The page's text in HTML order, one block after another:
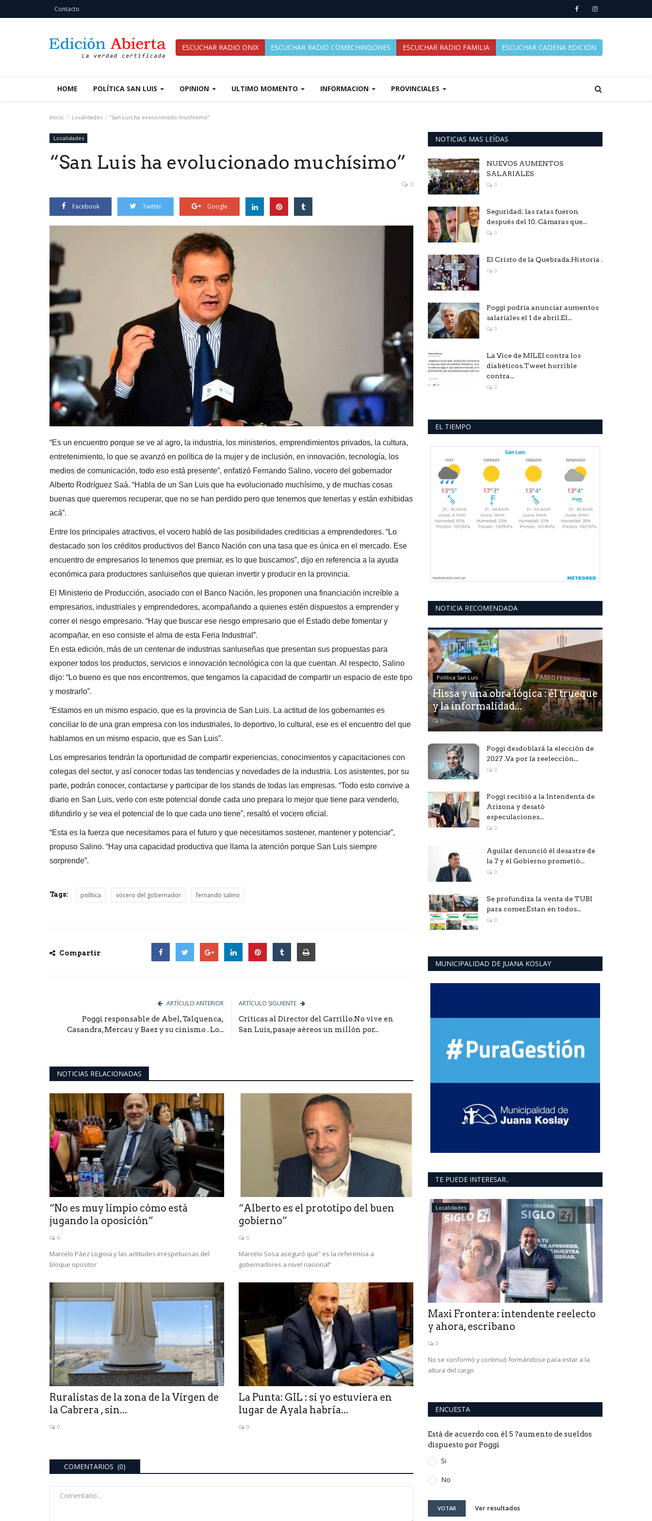
Contacto
ESCUCHAR RADIO ONIX ESCUCHAR RADIO COMECHINGONES ESCUCHAR RADIO FAMILIA ESCUCHAR CADENA EDICION
HOME POLÍTICA SAN LUIS OPINION ULTIMO MOMENTO INFORMACION PROVINCIALES
Inicio Localidades “San Luis ha evolucionado muchísimo”
Localidades
“San Luis ha evolucionado muchísimo”
0
Facebook Twitter Google
“Es un encuentro porque se ve al agro, la industria, los ministerios, emprendimientos privados, la cultura,
entretenimiento, lo que se avanzó en política de la mujer y de inclusión, en innovación, tecnología, los
medios de comunicación, todo eso está presente”, enfatizó Fernando Salino, vocero del gobernador
Alberto Rodríguez Saá. “Habla de un San Luis que ha evolucionado muchísimo, y de muchas cosas
buenas que queremos recuperar, que no se han perdido pero que tenemos que tenerlas y están exhibidas
acá”.
Entre los principales atractivos, el vocero habló de las posibilidades crediticias a emprendedores. “Lo
destacado son los créditos productivos del Banco Nación con una tasa que es única en el mercado. Ese
encuentro de empresarios lo tenemos que premiar, es lo que buscamos”, dijo en referencia a la ayuda
económica para productores sanluiseños que quieran invertir y producir en la provincia.
El Ministerio de Producción, asociado con el Banco Nación, les proponen una financiación increíble a
empresarios, industriales y emprendedores, acompañando a quienes estén dispuestos a emprender y
correr el riesgo empresario. “Hay que buscar ese riesgo empresario que el Estado debe fomentar y
acompañar, en eso consiste el alma de esta Feria Industrial”.
En esta edición, más de un centenar de industrias sanluiseñas que presentan sus propuestas para
exponer todos los productos, servicios e innovación tecnológica con la que cuentan. Al respecto, Salino
dijo: “Lo bueno es que nos encontremos, que tengamos la capacidad de compartir un espacio de este tipo
y mostrarlo”.
“Estamos en un mismo espacio, que es la provincia de San Luis. La actitud de los gobernantes es
conciliar lo de una gran empresa con los industriales, lo deportivo, lo cultural, ese es el encuentro del que
hablamos en un mismo espacio, que es San Luis”.
Los empresarios tendrán la oportunidad de compartir experiencias, conocimientos y capacitaciones con
colegas del sector, y así conocer todas las tendencias y novedades de la industria. Los asistentes, por su
parte, podrán conocer, contactarse y participar de los stands de todas las empresas. “Todo esto convive a
diario en San Luis, verlo con este potencial donde cada uno prepara lo mejor que tiene para venderlo,
difundirlo y se vea el potencial de lo que cada uno tiene”, resaltó el vocero oficial.
“Esta es la fuerza que necesitamos para el futuro y que necesitamos sostener, mantener y potenciar”,
propuso Salino. “Hay una capacidad productiva que llama la atención porque San Luis siempre
sorprende”.
Tags: política vocero del gobernador fernando salino
Compartir
ARTÍCULO ANTERIOR
Poggi responsable de Abel, Talquenca,
Casandra, Mercau y Baez y su cinismo . Lo...
ARTÍCULO SIGUIENTE
Críticas al Director del Carrillo.No vive en
San Luis, pasaje aéreos un millón por...
NOTICIAS RELACIONADAS
“No es muy limpio cómo está
jugando la oposición”
0
Marcelo Páez Logioia y las actitudes irrespetuosas del
bloque opositor
“Alberto es el prototipo del buen
gobierno”
0
Marcelo Sosa aseguró que” es la referencia a
gobernadores a nivel nacional”
Ruralistas de la zona de la Virgen de
la Cabrera , sin...
0
La Punta: GIL : si yo estuviera en
lugar de Ayala habría...
0
COMENTARIOS (0)
NOTICIAS MAS LEÍDAS
NUEVOS AUMENTOS
SALARIALES
0
Seguridad: las ratas fueron
después del 10. Cámaras que...
0
El Cristo de la Quebrada.Historia .
0
Poggi podría anunciar aumentos
salariales el 1 de abril.El...
0
La Vice de MILEI contra los
diabéticos.Tweet horrible
contra...
0
EL TIEMPO
NOTICIA RECOMENDADA
Política San Luis
Hissa y una obra lógica : él trueque
y la informalidad...
0
Poggi desdoblará la elección de
2027 .Va por la reelección...
0
Poggi recibió a la Intendenta de
Arizona y desató
especulaciones...
0
Aguilar denunció él desastre de
la 7 y él Gobierno prometió...
0
Se profundiza la venta de TUBI
para comer.Estan en todos...
0
MUNICIPALIDAD DE JUANA KOSLAY
TE PUEDE INTERESAR..
la creciente demanda
Mundo
Tras cuatro años de destrucción, la
deforestación en la...
0
Tras la cuestionada política de Jair Bolsonaro, la mayor
selva tropical de las Américas...
Política San Luis
DAlessandro:POGGI defraudó con
su verso. Es casta.Hace...
0
Localidades
Maxi Frontera: intendente reelecto
y ahora, escribano
0
No se conformó y continuó formándose para estar a la
altura del cargo
ENCUESTA
Está de acuerdo con él 5 ?aumento de sueldos
dispuesto por Poggi
Si
No
VOTAR Ver resultados